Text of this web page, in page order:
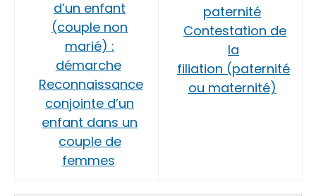
d’un enfant
(couple non
marié) :
démarche
Reconnaissance
conjointe d’un
enfant dans un
couple de
femmes
paternité
Contestation de
la
filiation (paternité
ou maternité)